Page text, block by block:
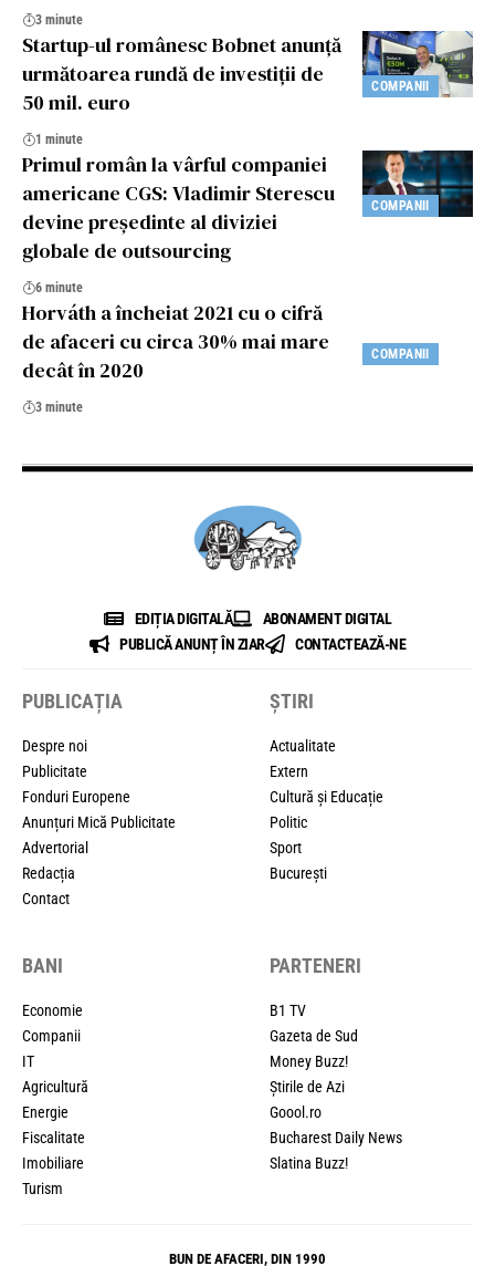
3 minute
COMPANII
Startup-ul românesc Bobnet anunță
următoarea rundă de investiții de
50 mil. euro
1 minute
COMPANII
Primul român la vârful companiei
americane CGS: Vladimir Sterescu
devine președinte al diviziei
globale de outsourcing
6 minute
COMPANII
Horváth a încheiat 2021 cu o cifră
de afaceri cu circa 30% mai mare
decât în 2020
3 minute
EDIȚIA DIGITALĂ
ABONAMENT DIGITAL
PUBLICĂ ANUNȚ ÎN ZIAR
CONTACTEAZĂ-NE
PUBLICAȚIA
Despre noi
Publicitate
Fonduri Europene
Anunțuri Mică Publicitate
Advertorial
Redacția
Contact
ȘTIRI
Actualitate
Extern
Cultură și Educație
Politic
Sport
București
BANI
Economie
Companii
IT
Agricultură
Energie
Fiscalitate
Imobiliare
Turism
PARTENERI
B1 TV
Gazeta de Sud
Money Buzz!
Știrile de Azi
Goool.ro
Bucharest Daily News
Slatina Buzz!
BUN DE AFACERI, DIN 1990